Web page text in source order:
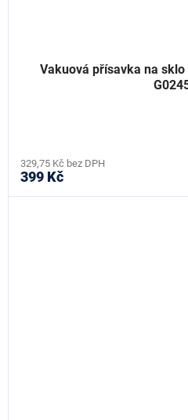
Vakuová přísavka na
329,75 Kč bez DPH
399 Kč